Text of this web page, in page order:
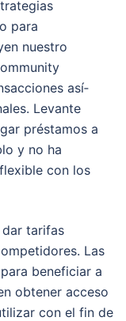
para
nuestro
así­
Levante
préstamos a
y no ha
con los
dar tarifas
Las
beneficiar a
obtener acceso
con el fin de